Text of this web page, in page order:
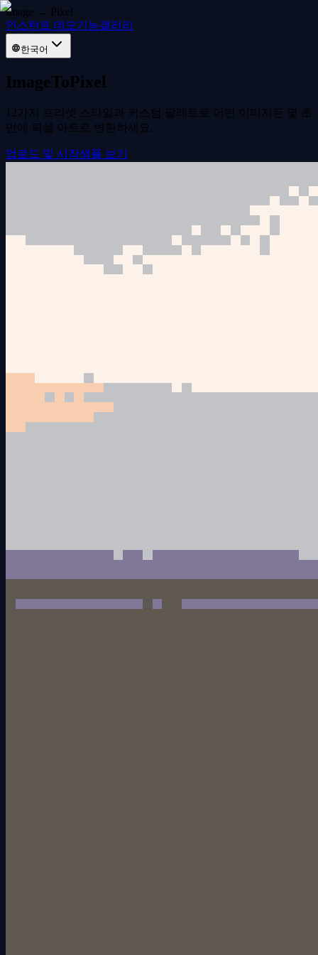
Image → Pixel
인스턴트 데모 기능갤러리
한국어
ImageToPixel
12가지 프리셋 스타일과 커스텀 팔레트로 어떤 이미지든 몇 초
만에 픽셀 아트로 변환하세요.
업로드 및 시작샘플 보기